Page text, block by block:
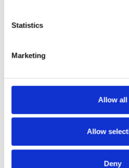
Statistics
Marketing
Allow all
Allow
Deny
Download-Center
Finde alle wichtigen